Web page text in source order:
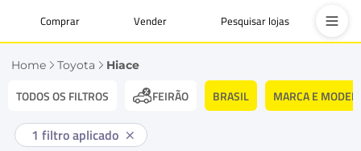
Comprar Vender Pesquisar lojas
Home Toyota Hiace
TODOS OS FILTROS FEIRÃO BRASIL MARCA E
1 filtro aplicado